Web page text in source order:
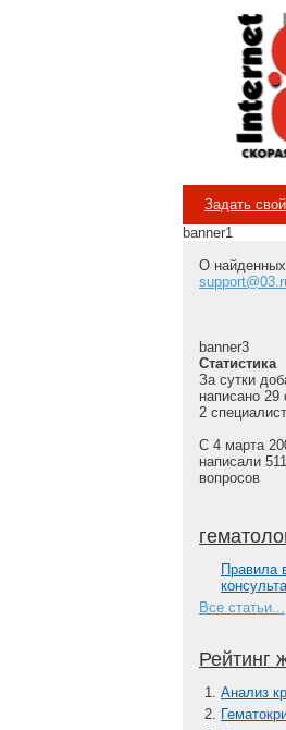
Internet
Задать
banner1
О
banner3
Статистика
За сутки
написано 29
2
С 4 марта
написали
вопросов
Правила
Все статьи...
Рейтинг
Анализ